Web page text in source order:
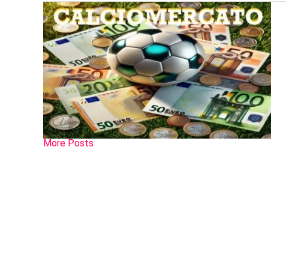
More Posts